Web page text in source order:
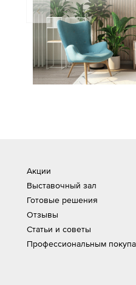
Акции
Выставочный зал
Готовые решения
Отзывы
Статьи и советы
Профессиональным